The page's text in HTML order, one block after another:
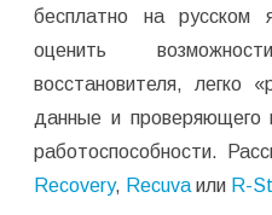
бесплатно на русском
оценить
восстановителя, легко
данные и проверяющего
работоспособности.
Recovery, Recuva или R-